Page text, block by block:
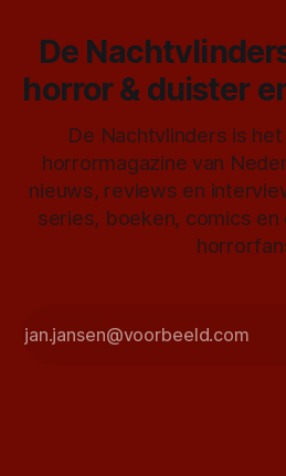
De
horror & duister
De Nachtvlinders is
horrormagazine van
nieuws, reviews en
series, boeken, comics en